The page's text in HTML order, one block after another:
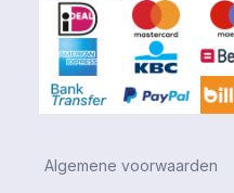
Algemene voorwaarden